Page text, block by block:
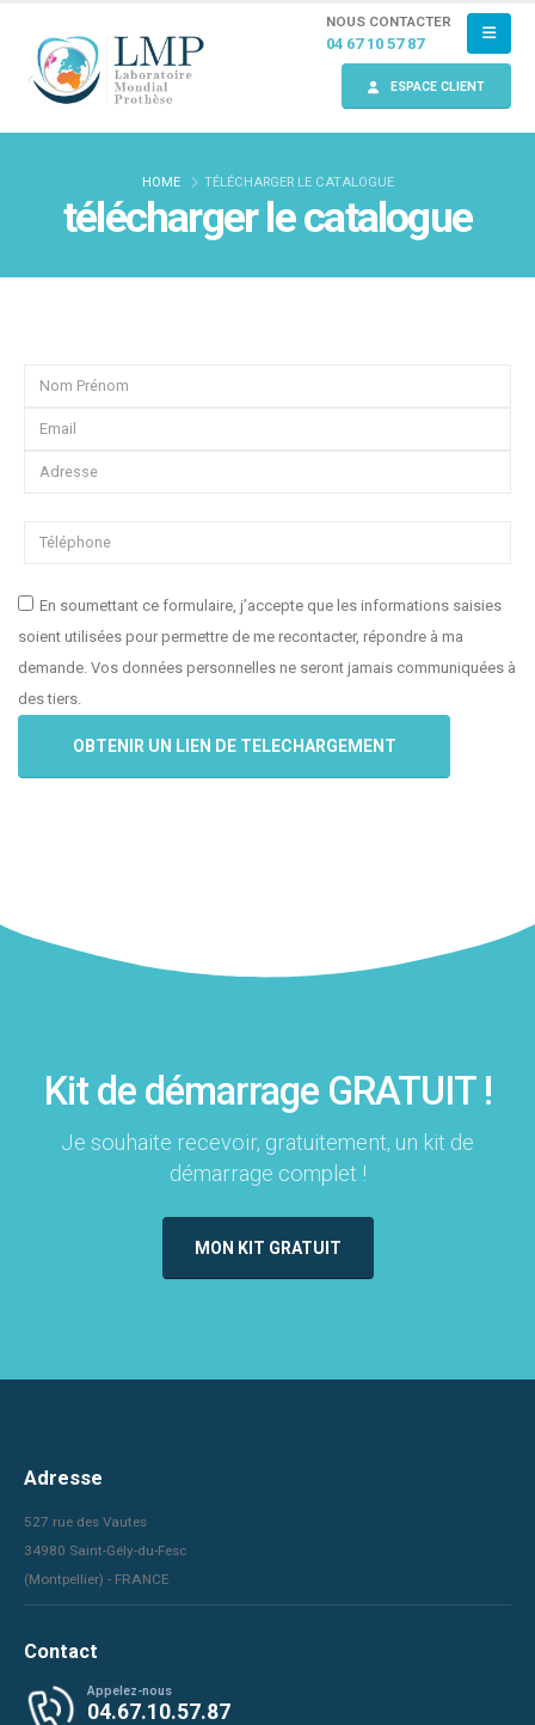
NOUS CONTACTER
04 67 10 57 87
ESPACE CLIENT
HOME TÉLÉCHARGER LE CATALOGUE
télécharger le catalogue
En soumettant ce formulaire, j’accepte que les informations saisies
soient utilisées pour permettre de me recontacter, répondre à ma
demande. Vos données personnelles ne seront jamais communiquées à
des tiers.
Kit de démarrage GRATUIT !
Je souhaite recevoir, gratuitement, un kit de
démarrage complet !
MON KIT GRATUIT
Adresse
527 rue des Vautes
34980 Saint-Gély-du-Fesc
(Montpellier) - FRANCE
Contact
Appelez-nous
04.67.10.57.87